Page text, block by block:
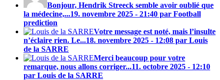
Bonjour, Hendrik Streeck semble avoir oublié que
la médecine,...19. novembre 2025 - 21:40 par Football
prediction
Votre message est noté, mais l’insulte
n’éclaire rien. Le...18. novembre 2025 - 12:08 par Louis
de la SARRE
Merci beaucoup pour votre
remarque, nous allons corriger...11. octobre 2025 - 12:10
par Louis de la SARRE